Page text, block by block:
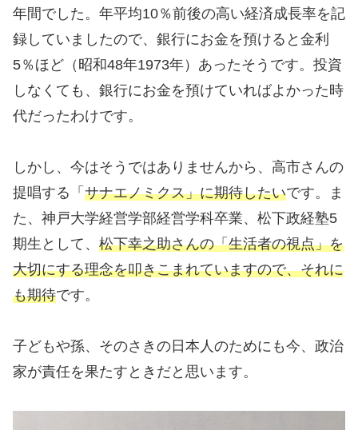
年間でした。年平均10％前後の高い経済成長率を記
録していましたので、銀行にお金を預けると金利
5％ほど（昭和48年1973年）あったそうです。投資
しなくても、銀行にお金を預けていればよかった時
代だったわけです。
しかし、今はそうではありませんから、高市さんの
提唱する「 サナエノミクス」に期待したいです。ま
た、神戸大学経営学部経営学科卒業、松下政経塾5
期生として、 松下幸之助さんの「生活者の視点」を
大切にする理念を叩きこまれていますので、それに
も期待です。
子どもや孫、そのさきの日本人のためにも今、政治
家が責任を果たすときだと思います。